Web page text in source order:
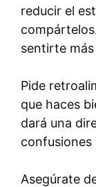
reducir el
sentirte
Pide
que haces
dará una
confusiones
Asegúrate